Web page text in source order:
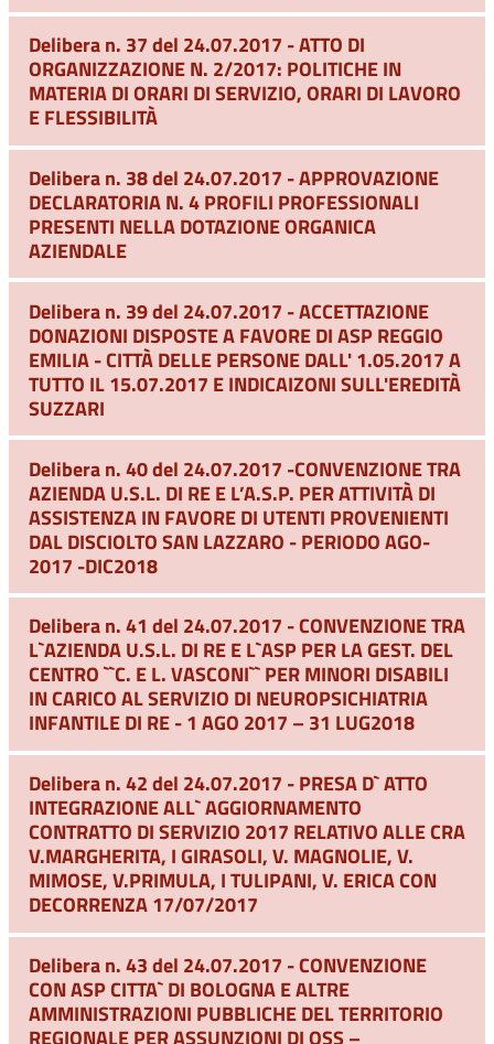
Delibera n. 37 del 24.07.2017 - ATTO DI
ORGANIZZAZIONE N. 2/2017: POLITICHE IN
MATERIA DI ORARI DI SERVIZIO, ORARI DI LAVORO
E FLESSIBILITÀ
Delibera n. 38 del 24.07.2017 - APPROVAZIONE
DECLARATORIA N. 4 PROFILI PROFESSIONALI
PRESENTI NELLA DOTAZIONE ORGANICA
AZIENDALE
Delibera n. 39 del 24.07.2017 - ACCETTAZIONE
DONAZIONI DISPOSTE A FAVORE DI ASP REGGIO
EMILIA - CITTÀ DELLE PERSONE DALL' 1.05.2017 A
TUTTO IL 15.07.2017 E INDICAIZONI SULL'EREDITÀ
SUZZARI
Delibera n. 40 del 24.07.2017 -CONVENZIONE TRA
AZIENDA U.S.L. DI RE E L’A.S.P. PER ATTIVITÀ DI
ASSISTENZA IN FAVORE DI UTENTI PROVENIENTI
DAL DISCIOLTO SAN LAZZARO - PERIODO AGO-
2017 -DIC2018
Delibera n. 41 del 24.07.2017 - CONVENZIONE TRA
L`AZIENDA U.S.L. DI RE E L`ASP PER LA GEST. DEL
CENTRO ``C. E L. VASCONI`` PER MINORI DISABILI
IN CARICO AL SERVIZIO DI NEUROPSICHIATRIA
INFANTILE DI RE - 1 AGO 2017 – 31 LUG2018
Delibera n. 42 del 24.07.2017 - PRESA D` ATTO
INTEGRAZIONE ALL` AGGIORNAMENTO
CONTRATTO DI SERVIZIO 2017 RELATIVO ALLE CRA
V.MARGHERITA, I GIRASOLI, V. MAGNOLIE, V.
MIMOSE, V.PRIMULA, I TULIPANI, V. ERICA CON
DECORRENZA 17/07/2017
Delibera n. 43 del 24.07.2017 - CONVENZIONE
CON ASP CITTA` DI BOLOGNA E ALTRE
AMMINISTRAZIONI PUBBLICHE DEL TERRITORIO
REGIONALE PER ASSUNZIONI DI OSS –